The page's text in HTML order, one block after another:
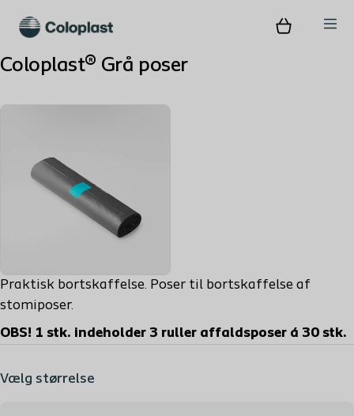
Coloplast® Grå poser
Praktisk bortskaffelse. Poser til bortskaffelse af
stomiposer.
OBS! 1 stk. indeholder 3 ruller affaldsposer á 30 stk.
Vælg størrelse